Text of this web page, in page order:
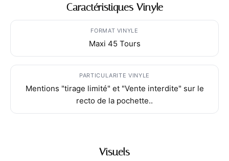
Caractéristiques Vinyle
FORMAT VINYLE
Maxi 45 Tours
PARTICULARITE VINYLE
Mentions "tirage limité" et "Vente interdite" sur le
recto de la pochette..
Visuels